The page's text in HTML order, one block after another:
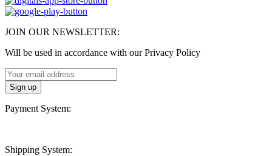
JOIN OUR NEWSLETTER:
Will be used in accordance with our Privacy Policy
Payment System:
Shipping System: